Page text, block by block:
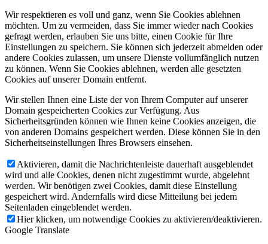
Wir respektieren es voll und ganz, wenn Sie Cookies ablehnen
möchten. Um zu vermeiden, dass Sie immer wieder nach Cookies
gefragt werden, erlauben Sie uns bitte, einen Cookie für Ihre
Einstellungen zu speichern. Sie können sich jederzeit abmelden oder
andere Cookies zulassen, um unsere Dienste vollumfänglich nutzen
zu können. Wenn Sie Cookies ablehnen, werden alle gesetzten
Cookies auf unserer Domain entfernt.
Wir stellen Ihnen eine Liste der von Ihrem Computer auf unserer
Domain gespeicherten Cookies zur Verfügung. Aus
Sicherheitsgründen können wie Ihnen keine Cookies anzeigen, die
von anderen Domains gespeichert werden. Diese können Sie in den
Sicherheitseinstellungen Ihres Browsers einsehen.
Aktivieren, damit die Nachrichtenleiste dauerhaft ausgeblendet
wird und alle Cookies, denen nicht zugestimmt wurde, abgelehnt
werden. Wir benötigen zwei Cookies, damit diese Einstellung
gespeichert wird. Andernfalls wird diese Mitteilung bei jedem
Seitenladen eingeblendet werden.
Hier klicken, um notwendige Cookies zu aktivieren/deaktivieren.
Google Translate